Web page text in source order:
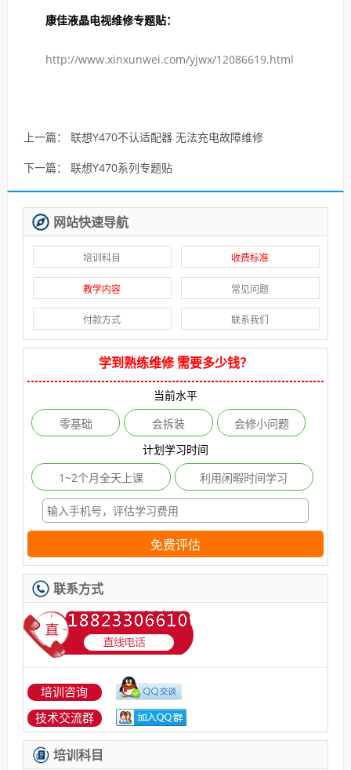
康佳液晶电视维修专题贴：
http://www.xinxunwei.com/yjwx/12086619.html
上一篇： 联想Y470不认适配器 无法充电故障维修
下一篇： 联想Y470系列专题贴
网站快速导航
培训科目 收费标准
教学内容 常见问题
付款方式 联系我们
学到熟练维修 需要多少钱？
当前水平
零基础
会拆装
会修小问题
计划学习时间
1~2个月全天上课
利用闲暇时间学习
免费评估
联系方式
培训咨询
技术交流群
培训科目